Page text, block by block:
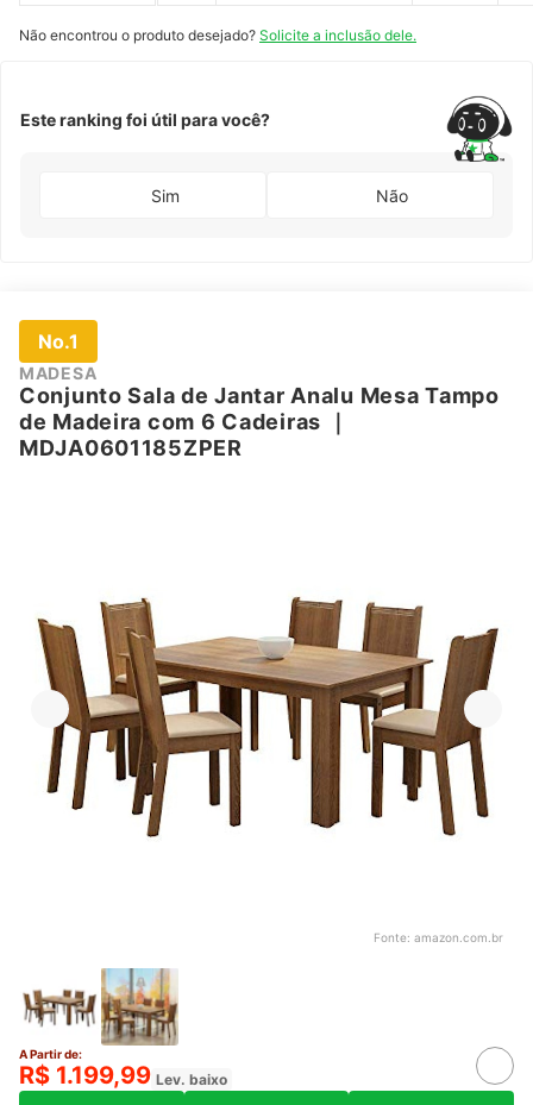
Cadeiras
Não encontrou o produto desejado? Solicite a inclusão dele.
Este ranking foi útil para você?
Sim Não
No.1
MADESA
Conjunto Sala de Jantar Analu Mesa Tampo
de Madeira com 6 Cadeiras
MDJA0601185ZPER
Fonte: amazon.com.br
A Partir de:
R$ 1.199,99 Lev. baixo